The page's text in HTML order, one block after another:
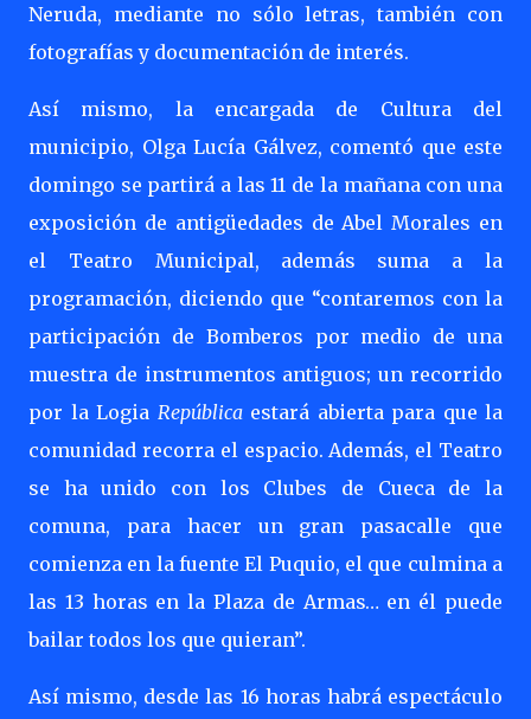
Neruda, mediante no sólo letras, también con
fotografías y documentación de interés.
Así mismo, la encargada de Cultura del
municipio, Olga Lucía Gálvez, comentó que este
domingo se partirá a las 11 de la mañana con una
exposición de antigüedades de Abel Morales en
el Teatro Municipal, además suma a la
programación, diciendo que “contaremos con la
participación de Bomberos por medio de una
muestra de instrumentos antiguos; un recorrido
por la Logia Repúblicaestará abierta para que la
comunidad recorra el espacio. Además, el Teatro
se ha unido con los Clubes de Cueca de la
comuna, para hacer un gran pasacalle que
comienza en la fuente El Puquio, el que culmina a
las 13 horas en la Plaza de Armas… en él puede
bailar todos los que quieran”.
Así mismo, desde las 16 horas habrá espectáculo